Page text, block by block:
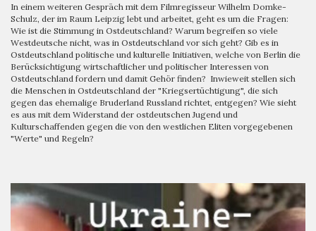
In einem weiteren Gespräch mit dem Filmregisseur Wilhelm Domke-
Schulz, der im Raum Leipzig lebt und arbeitet, geht es um die Fragen:
Wie ist die Stimmung in Ostdeutschland? Warum begreifen so viele
Westdeutsche nicht, was in Ostdeutschland vor sich geht? Gib es in
Ostdeutschland politische und kulturelle Initiativen, welche von Berlin die
Berücksichtigung wirtschaftlicher und politischer Interessen von
Ostdeutschland fordern und damit Gehör finden? Inwieweit stellen sich
die Menschen in Ostdeutschland der "Kriegsertüchtigung", die sich
gegen das ehemalige Bruderland Russland richtet, entgegen? Wie sieht
es aus mit dem Widerstand der ostdeutschen Jugend und
Kulturschaffenden gegen die von den westlichen Eliten vorgegebenen
"Werte" und Regeln?